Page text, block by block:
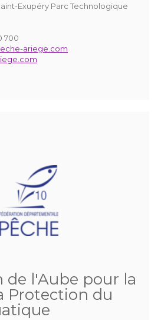
Exupéry Parc Technologique
700
ariege.com
de l'Aube pour la
Protection du